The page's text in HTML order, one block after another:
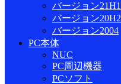
バージョン21H1
バージョン20H2
バージョン2004
PC本体
NUC
PC周辺機器
PCソフト